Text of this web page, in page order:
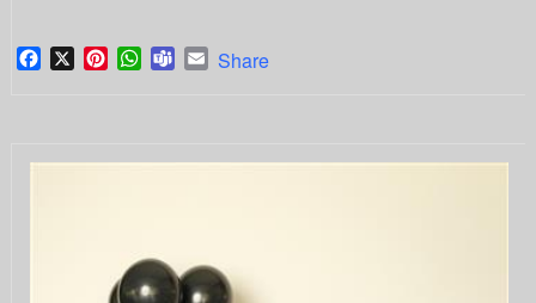
Facebook
X PinterestWhatsApp
TeamsEmail
Share